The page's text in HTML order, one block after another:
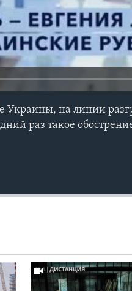
Украины, на линии
раз такое